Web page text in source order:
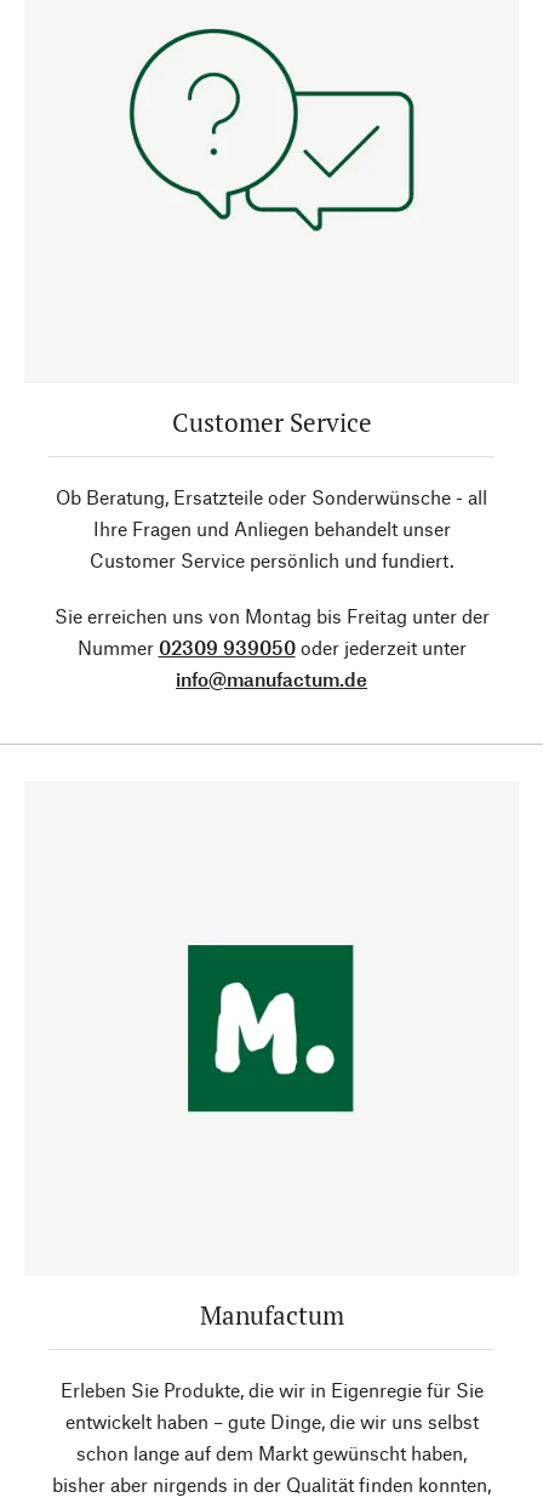
Customer Service
Ob Beratung, Ersatzteile oder Sonderwünsche - all
Ihre Fragen und Anliegen behandelt unser
Customer Service persönlich und fundiert.
Sie erreichen uns von Montag bis Freitag unter der
Nummer 02309 939050oder jederzeit unter
info@manufactum.de
Manufactum
Erleben Sie Produkte, die wir in Eigenregie für Sie
entwickelt haben – gute Dinge, die wir uns selbst
schon lange auf dem Markt gewünscht haben,
bisher aber nirgends in der Qualität finden konnten,